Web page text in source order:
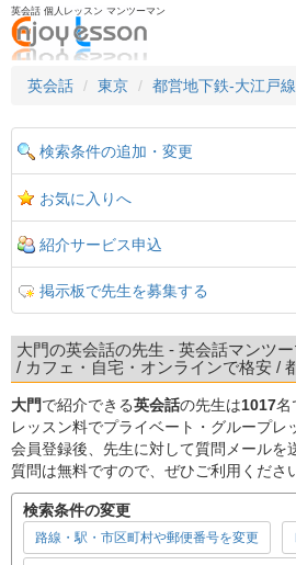
英会話 個人レッスン マンツーマン
英会話
東京 都営地下鉄-大江戸線
検索条件の追加・変更
お気に入りへ
紹介サービス申込
掲示板で先生を募集する
大門の英会話の先生 - 英会話マンツ
/ カフェ・自宅・オンラインで格安 /
大門で紹介できる英会話の先生は1017名
レッスン料でプライベート・グループレ
会員登録後、先生に対して質問メールを
質問は無料ですので、ぜひご利用くださ
検索条件の変更
路線・駅・市区町村や郵便番号を変更